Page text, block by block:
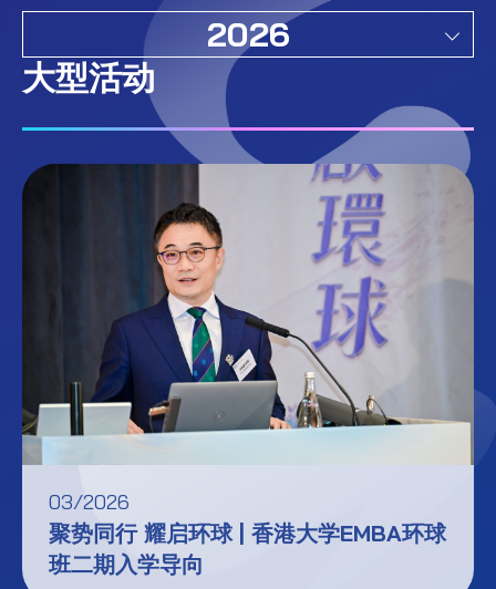
2026
大型活动
03/2026
聚势同行 耀启环球 | 香港大学EMBA环球
班二期入学导向